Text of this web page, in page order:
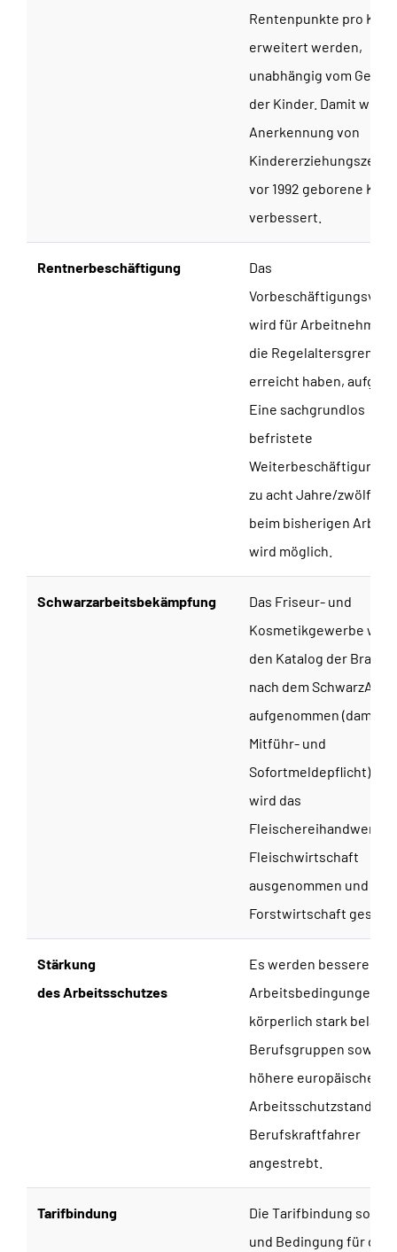
Rentenpunkte pro Kind
erweitert werden,
unabhängig vom
der Kinder. Damit wird
Anerkennung von
vor 1992 geborene
verbessert.
Rentnerbeschäftigung
Das
wird für Arbeitnehmer,
die Regelaltersgrenze
erreicht haben,
Eine sachgrundlos
befristete
Weiterbeschäftigung
zu acht Jahre/zwölf
beim bisherigen
wird möglich.
Schwarzarbeitsbekämpfung
Das Friseur- und
Kosmetikgewerbe wird
den Katalog der
nach dem SchwarzArbG
aufgenommen (damit u.
Mitführ- und
Sofortmeldepflicht),
wird das
Fleischereihandwerk
Fleischwirtschaft
ausgenommen und die
Forstwirtschaft
Stärkung
des Arbeitsschutzes
Es werden bessere
Arbeitsbedingungen
körperlich stark
Berufsgruppen sowie
höhere europäische
Berufskraftfahrer
angestrebt.
Tarifbindung
Die Tarifbindung soll
und Bedingung für die